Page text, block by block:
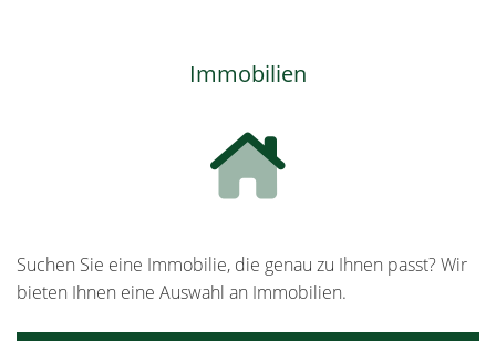
Immobilien
Suchen Sie eine Immobilie, die genau zu Ihnen passt? Wir
bieten Ihnen eine Auswahl an Immobilien.